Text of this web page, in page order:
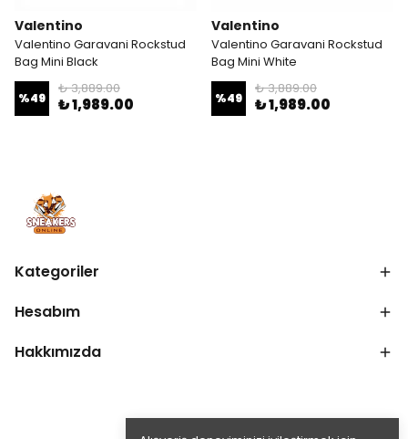
Valentino
Valentino Garavani Rockstud
Bag Mini Black
%49
₺ 3,889.00
₺ 1,989.00
Valentino
Valentino Garavani Rockstud
Bag Mini White
%49
₺ 3,889.00
₺ 1,989.00
Kategoriler
Hesabım
Hakkımızda